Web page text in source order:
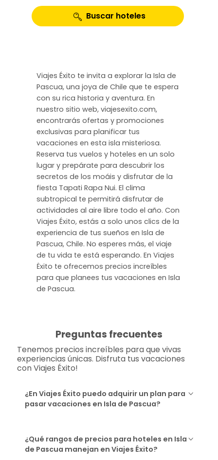
Buscar hoteles
Viajes Éxito te invita a explorar la Isla de
Pascua, una joya de Chile que te espera
con su rica historia y aventura. En
nuestro sitio web, viajesexito.com,
encontrarás ofertas y promociones
exclusivas para planificar tus
vacaciones en esta isla misteriosa.
Reserva tus vuelos y hoteles en un solo
lugar y prepárate para descubrir los
secretos de los moáis y disfrutar de la
fiesta Tapati Rapa Nui. El clima
subtropical te permitirá disfrutar de
actividades al aire libre todo el año. Con
Viajes Éxito, estás a solo unos clics de la
experiencia de tus sueños en Isla de
Pascua, Chile. No esperes más, el viaje
de tu vida te está esperando. En Viajes
Ėxito te ofrecemos precios increíbles
para que planees tus vacaciones en Isla
de Pascua.
Preguntas frecuentes
Tenemos precios increíbles para que vivas
experiencias únicas. Disfruta tus vacaciones
con Viajes Éxito!
¿En Viajes Éxito puedo adquirir un plan para
pasar vacaciones en Isla de Pascua?
¿Qué rangos de precios para hoteles en Isla
de Pascua manejan en Viajes Éxito?